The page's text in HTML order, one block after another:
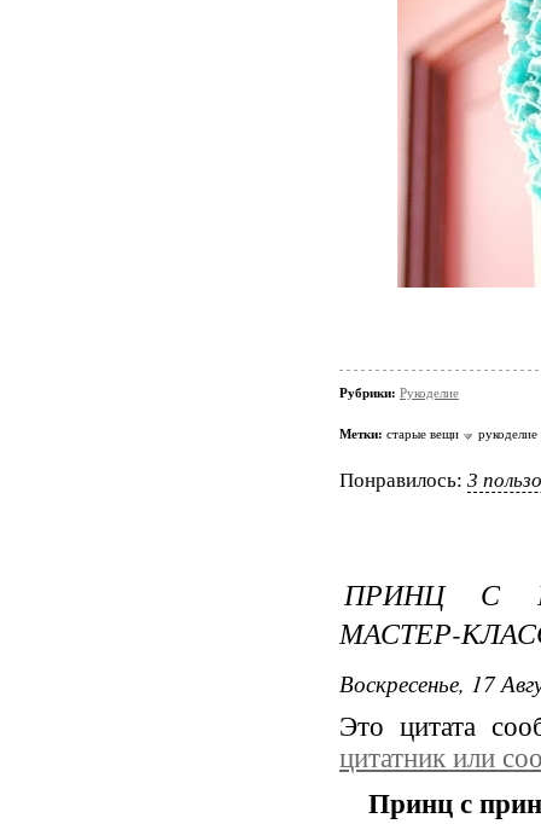
Рубрики: Рукоделие
Метки: старые вещи рукоделие
Понравилось: 3
ПРИНЦ С
МАСТЕР-
Воскресенье, 17
Это цитата
цитатник или
Принц с